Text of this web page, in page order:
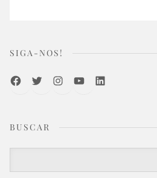
SIGA-NOS!
FacebookTwitterInstagramYoutubeLinkedIn
BUSCAR